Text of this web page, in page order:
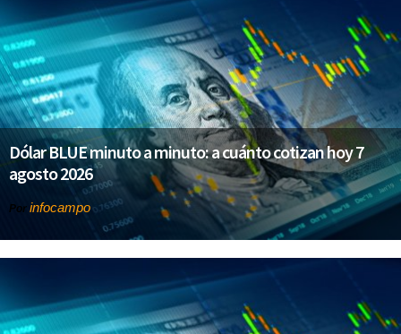
Dólar BLUE minuto a minuto: a cuánto cotizan hoy 7
agosto 2026
Por infocampo